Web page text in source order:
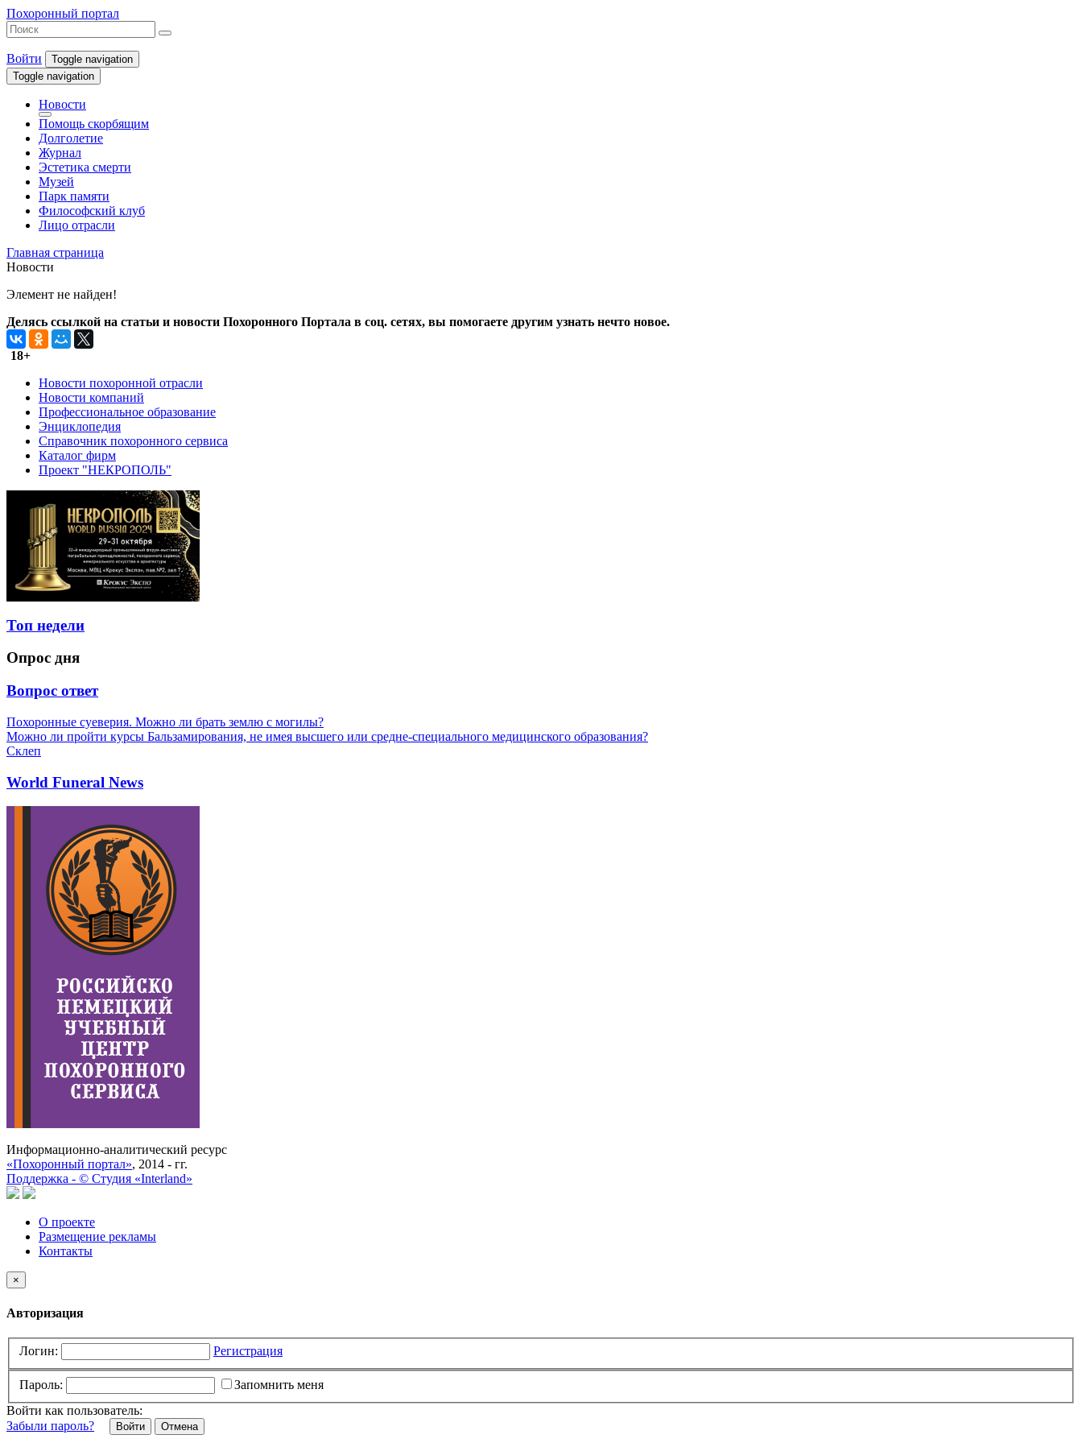
Похоронный портал
Войти
Toggle navigation
Toggle navigation
Новости
Помощь скорбящим
Долголетие
Журнал
Эстетика смерти
Музей
Парк памяти
Философский клуб
Лицо отрасли
Главная страница
Новости
Элемент не найден!
Делясь ссылкой на статьи и новости Похоронного Портала в соц. сетях, вы помогаете другим узнать нечто новое.
18+
Новости похоронной отрасли
Новости компаний
Профессиональное образование
Энциклопедия
Справочник похоронного сервиса
Каталог фирм
Проект "НЕКРОПОЛЬ"
Топ недели
Опрос дня
Вопрос ответ
Похоронные суеверия. Можно ли брать землю с могилы?
Можно ли пройти курсы Бальзамирования, не имея высшего или средне-специального медицинского образования?
Склеп
World Funeral News
Информационно-аналитический ресурс
«Похоронный портал», 2014 - гг.
Поддержка - © Cтудия «Interland»
О проекте
Размещение рекламы
Контакты
×
Авторизация
Логин: Регистрация
Пароль:
Запомнить меня
Войти как пользователь:
Забыли пароль?
Отмена